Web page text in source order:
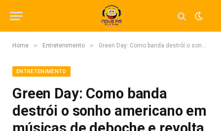
Home » Entretenimento » Green Day: Como banda destrói o sonho americano em músicas de deboche e revolta
ENTRETENIMENTO
Green Day: Como banda
destrói o sonho americano em